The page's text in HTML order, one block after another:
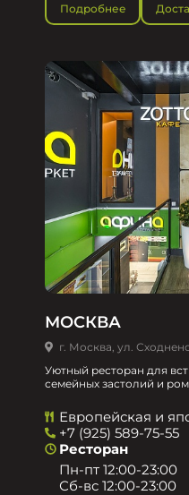
Подробнее
МОСКВА
г. Москва, ул.
Уютный ресторан для
семейных застолий и
Европейская и
+7 (925) 589-75-55
Ресторан
Пн-пт 12:00-23:00
Сб-вс 12:00-23:00